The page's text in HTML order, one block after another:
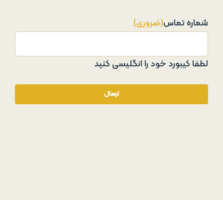
شماره تماس(ضروری)
لطفا کیبورد خود را انگلیسی کنید